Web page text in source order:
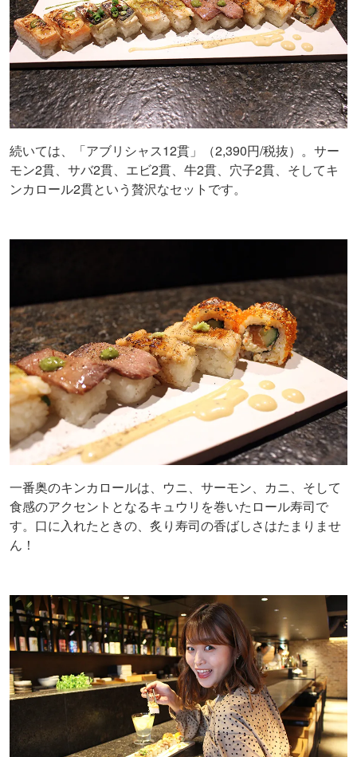
続いては、「アブリシャス12貫」（2,390円/税抜）。サー
モン2貫、サバ2貫、エビ2貫、牛2貫、穴子2貫、そしてキ
ンカロール2貫という贅沢なセットです。
一番奥のキンカロールは、ウニ、サーモン、カニ、そして
食感のアクセントとなるキュウリを巻いたロール寿司で
す。口に入れたときの、炙り寿司の香ばしさはたまりませ
ん！